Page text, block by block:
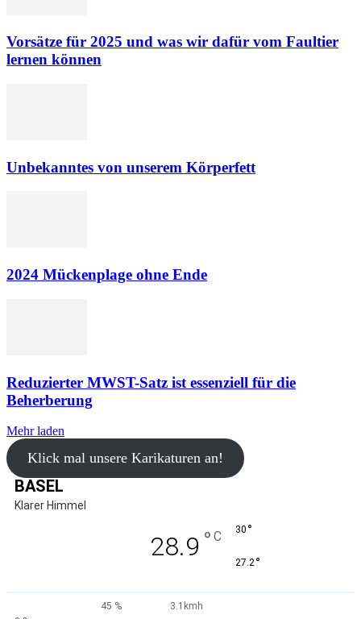
Vorsätze für 2025 und was wir dafür vom Faultier
lernen können
Unbekanntes von unserem Körperfett
2024 Mückenplage ohne Ende
Reduzierter MWST-Satz ist essenziell für die
Beherberung
Mehr laden
Klick mal unsere Karikaturen an!
BASEL
Klarer Himmel
28.9 ° C 30 °
27.2°
45 %
3.1kmh